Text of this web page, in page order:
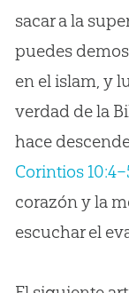
sacar a la
puedes
en el islam, y
verdad de la
hace
Corintios
corazón y la
escuchar el